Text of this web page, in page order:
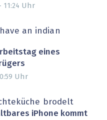
11:24 Uhr
an indian
eines
Uhr
brodelt
iPhone kommt